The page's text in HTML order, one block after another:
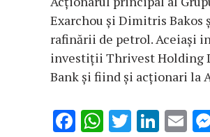
Exarchou şi Dimitris
rafinării de petrol. Aceiaşi
investiţii Thrivest Holding
Bank şi fiind şi acţionari la
F W T Li E